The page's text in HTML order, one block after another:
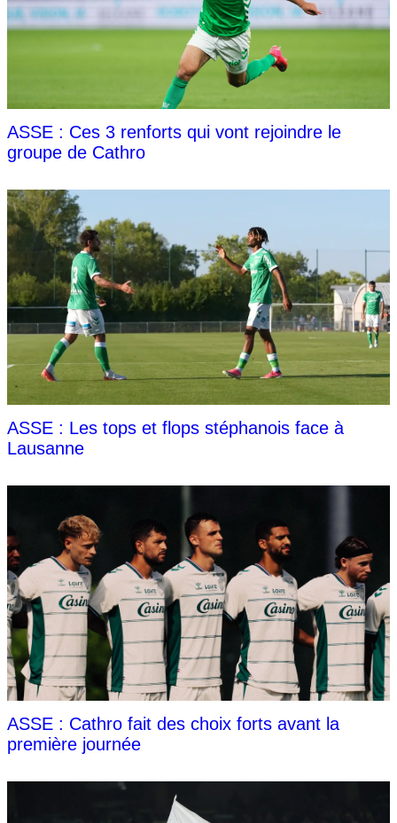
ASSE : Ces 3 renforts qui vont rejoindre le
groupe de Cathro
ASSE : Les tops et flops stéphanois face à
Lausanne
ASSE : Cathro fait des choix forts avant la
première journée